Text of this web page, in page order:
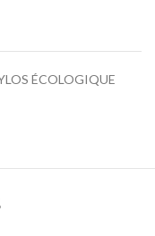
ÉCOLOGIQUE